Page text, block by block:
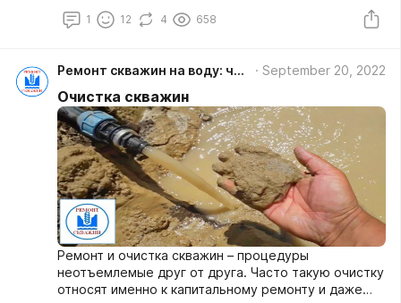
влияния окружающей среды никто не застрахован.
другое – факторы, на которые невозможно или
трудно повлиять. Но вот их последствия исправить
можно при капитальном ремонте. Для этого в
сервисных компаниях Московской области
существует услуга реанимации или
восстановления скважин. Когда исчезает или
снижается приток воды при работающем насосе,
меняется вкус воды и появляются дисперсные
частички, стоит задуматься над очисткой.
1 12 4 658
Ремонт скважин на воду: что надо знать об их очистке, обустройстве, обслуживании, диагностике September 20, 2022
Очистка скважин
Ремонт и очистка скважин – процедуры
неотъемлемые друг от друга. Часто такую очистку
относят именно к капитальному ремонту и даже